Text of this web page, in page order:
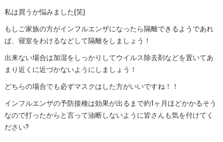
私は買うか悩みました(笑)
もしご家族の方がインフルエンザになったら隔離できるようであれ
ば、寝室をわけるなどして隔離をしましょう！
出来ない場合は加湿をしっかりしてウイルス除去剤などを置いてあ
まり近くに近づかないようにしましょう！
どちらの場合でも必ずマスクはした方がいいですね！！
インフルエンザの予防接種は効果が出るまで約1ヶ月ほどかかるそう
なので打ったからと言って油断しないように皆さんも気を付けてく
ださい?